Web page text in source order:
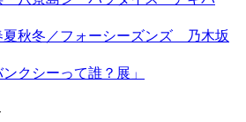
夏秋冬／フォーシーズンズ 乃木坂
ンクシーって誰？展」